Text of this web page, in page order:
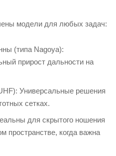
модели для любых задач:
(типа Nagoya):
прирост дальности на
Универсальные решения
сетках.
для скрытого ношения
пространстве, когда важна